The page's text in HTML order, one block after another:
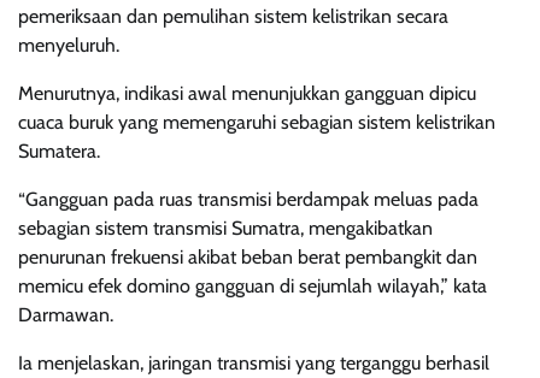
pemeriksaan dan pemulihan sistem kelistrikan secara
menyeluruh.
Menurutnya, indikasi awal menunjukkan gangguan dipicu
cuaca buruk yang memengaruhi sebagian sistem kelistrikan
Sumatera.
“Gangguan pada ruas transmisi berdampak meluas pada
sebagian sistem transmisi Sumatra, mengakibatkan
penurunan frekuensi akibat beban berat pembangkit dan
memicu efek domino gangguan di sejumlah wilayah,” kata
Darmawan.
Ia menjelaskan, jaringan transmisi yang terganggu berhasil